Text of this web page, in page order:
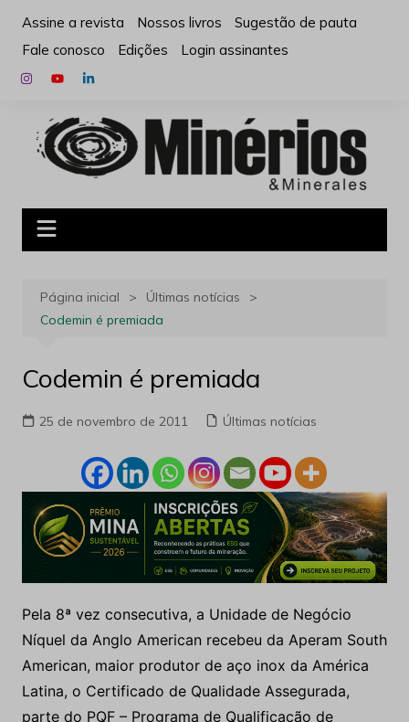
para
conteúdo
Assine a revista Nossos livros
Sugestão de pauta
Fale conosco
Edições Login assinantes
Página inicial
Últimas notícias
Codemin é premiada
Codemin é premiada
25 de novembro de 2011 Últimas notícias
Pela 8ª vez consecutiva, a Unidade de Negócio
Níquel da Anglo American recebeu da Aperam South
American, maior produtor de aço inox da América
Latina, o Certificado de Qualidade Assegurada,
parte do PQF – Programa de Qualificação de